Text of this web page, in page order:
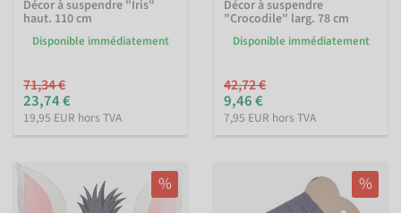
Décor à suspendre "Iris"
haut. 110 cm
Disponible immédiatement
71,34 €
23,74 €
19,95 EUR hors TVA
Décor à suspendre
"Crocodile" larg. 78 cm
Disponible immédiatement
42,72 €
9,46 €
7,95 EUR hors TVA
% %